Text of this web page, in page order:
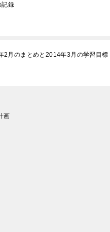
記録
2月のまとめと2014年3月の学習目標
画